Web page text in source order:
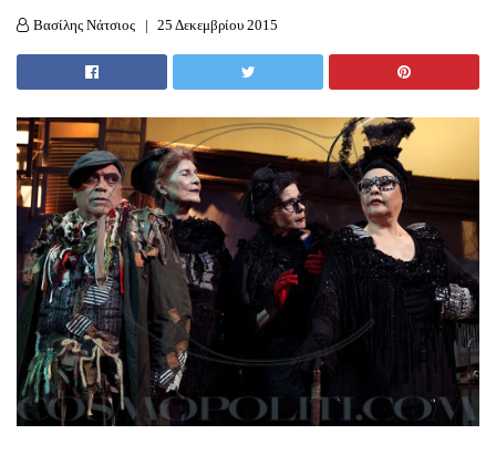
Βασίλης Νάτσιος 25 Δεκεμβρίου 2015